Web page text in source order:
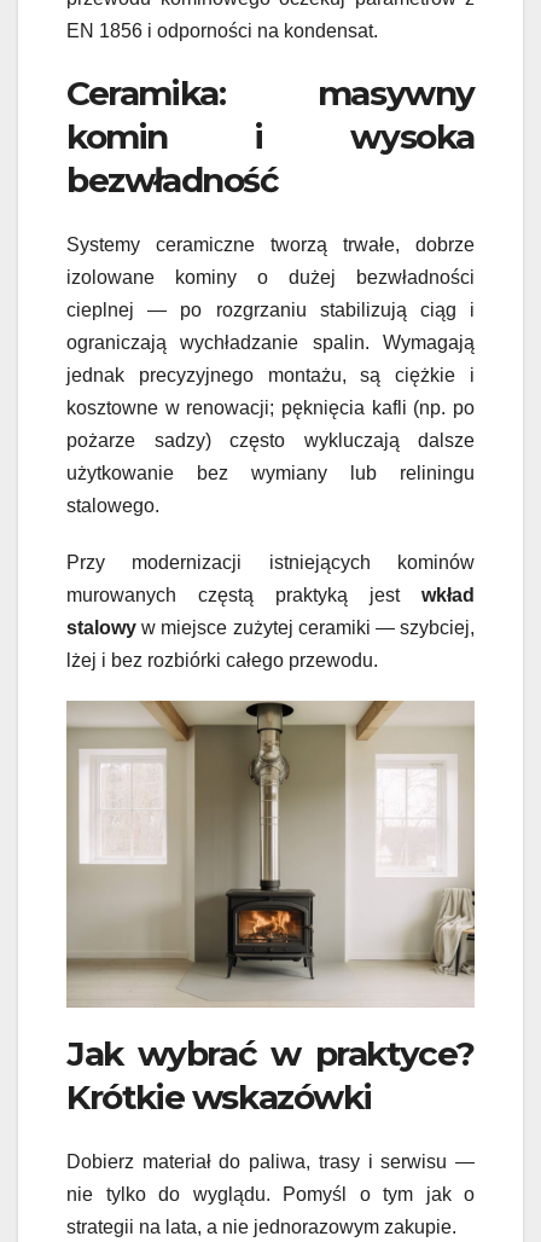
EN 1856 i odporności na kondensat.
Ceramika: masywny
komin i wysoka
bezwładność
Systemy ceramiczne tworzą trwałe, dobrze
izolowane kominy o dużej bezwładności
cieplnej — po rozgrzaniu stabilizują ciąg i
ograniczają wychładzanie spalin. Wymagają
jednak precyzyjnego montażu, są ciężkie i
kosztowne w renowacji; pęknięcia kafli (np. po
pożarze sadzy) często wykluczają dalsze
użytkowanie bez wymiany lub reliningu
stalowego.
Przy modernizacji istniejących kominów
murowanych częstą praktyką jest wkład
stalowy w miejsce zużytej ceramiki — szybciej,
lżej i bez rozbiórki całego przewodu.
Jak wybrać w praktyce?
Krótkie wskazówki
Dobierz materiał do paliwa, trasy i serwisu —
nie tylko do wyglądu. Pomyśl o tym jak o
strategii na lata, a nie jednorazowym zakupie.